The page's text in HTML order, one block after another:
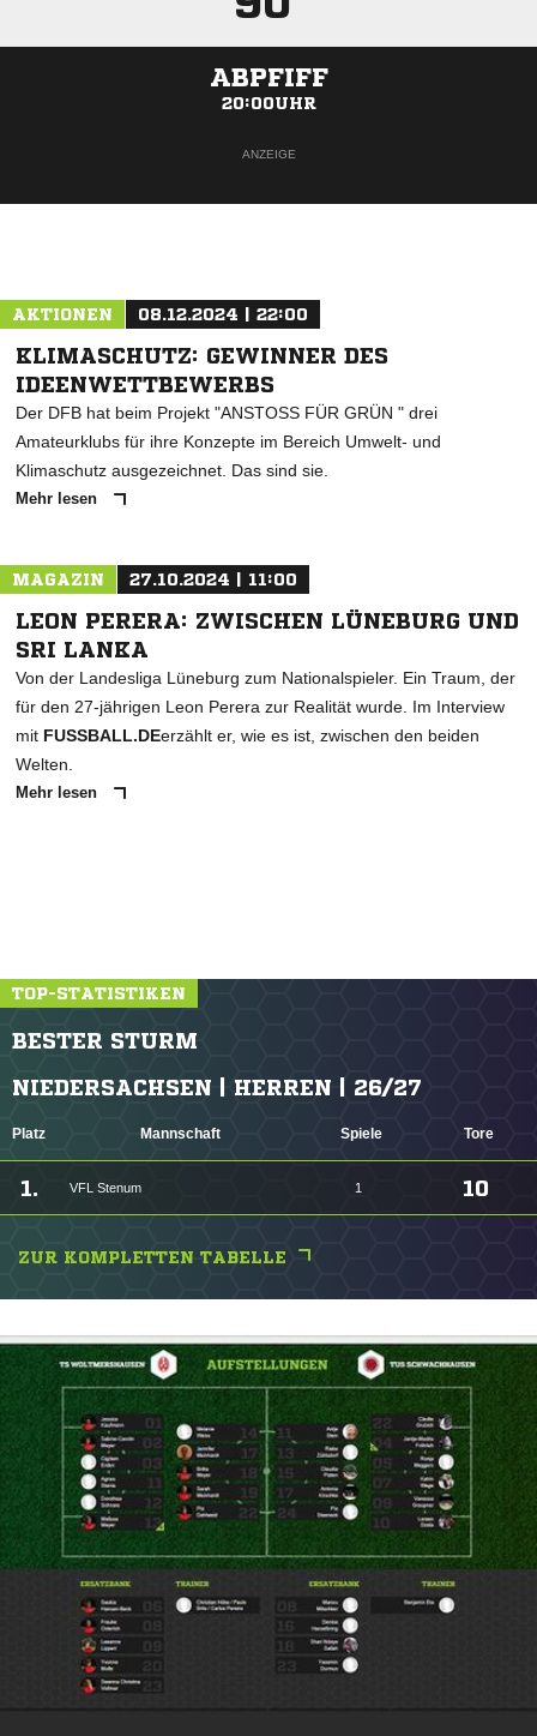
ABPFIFF
20:00UHR
ANZEIGE
AKTIONEN 08.12.2024 | 22:00
KLIMASCHUTZ: GEWINNER DES
IDEENWETTBEWERBS
Der DFB hat beim Projekt "ANSTOSS FÜR GRÜN " drei
Amateurklubs für ihre Konzepte im Bereich Umwelt- und
Klimaschutz ausgezeichnet. Das sind sie.
Mehr lesen
MAGAZIN 27.10.2024 | 11:00
LEON PERERA: ZWISCHEN LÜNEBURG UND
SRI LANKA
Von der Landesliga Lüneburg zum Nationalspieler. Ein Traum, der
für den 27-jährigen Leon Perera zur Realität wurde. Im Interview
mit FUSSBALL.DEerzählt er, wie es ist, zwischen den beiden
Welten.
Mehr lesen
TOP-STATISTIKEN
BESTER STURM
NIEDERSACHSEN | HERREN | 26/27
Platz Mannschaft Spiele Tore
1. VFL Stenum 1 10
ZUR KOMPLETTEN TABELLE